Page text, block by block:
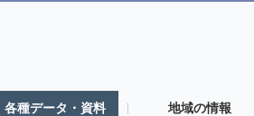
各種データ・資料 地域の情報